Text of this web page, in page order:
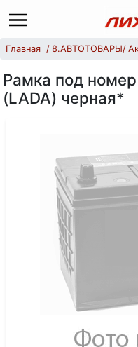
Главная 8.АВТОТОВАРЫ
Рамка под
(LADA) черная*